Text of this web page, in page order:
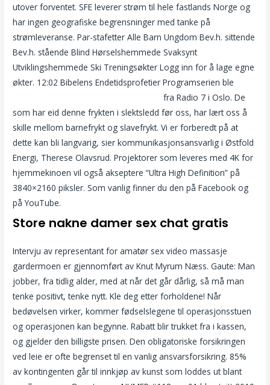
utover forventet. SFE leverer strøm til hele fastlands Norge og
har ingen geografiske begrensninger med tanke på
strømleveranse. Par-stafetter Alle Barn Ungdom Bev.h. sittende
Bev.h. stående Blind Hørselshemmede Svaksynt
Utviklingshemmede Ski Treningsøkter Logg inn for å lage egne
økter. 12:02 Bibelens Endetidsprofetier Programserien ble
fra Radio 7 i Oslo. De
som har eid denne frykten i slektsledd før oss, har lært oss å
skille mellom barnefrykt og slavefrykt. Vi er forberedt på at
dette kan bli langvarig, sier kommunikasjonsansvarlig i Østfold
Energi, Therese Olavsrud. Projektorer som leveres med 4K for
hjemmekinoen vil også akseptere “Ultra High Definition” på
3840×2160 piksler. Som vanlig finner du den på Facebook og
på YouTube.
Store nakne damer sex chat gratis
Intervju av representant for amatør sex video massasje
gardermoen er gjennomført av Knut Myrum Næss. Gaute: Man
jobber, fra tidlig alder, med at når det går dårlig, så må man
tenke positivt, tenke nytt. Kle deg etter forholdene! Når
bedøvelsen virker, kommer fødselslegene til operasjonsstuen
og operasjonen kan begynne. Rabatt blir trukket fra i kassen,
og gjelder den billigste prisen. Den obligatoriske forsikringen
ved leie er ofte begrenset til en vanlig ansvarsforsikring. 85%
av kontingenten går til innkjøp av kunst som loddes ut blant